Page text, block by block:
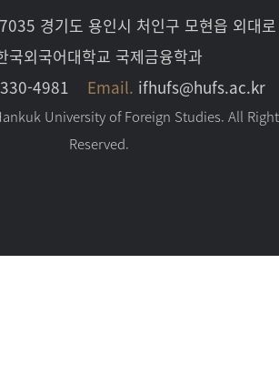
경기도 용인시 처인구 모현읍 외대
국외국어대학교 국제금융학과
4981 Email. ifhufs@hufs.ac.kr
University of Foreign Studies. All
Reserved.